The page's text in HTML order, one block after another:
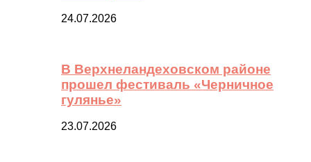
24.07.2026
В Верхнеландеховском районе
прошел фестиваль «Черничное
гулянье»
23.07.2026